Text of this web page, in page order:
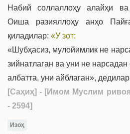
Набий соллаллоҳу алайҳи
Оиша разияллоҳу анҳо
қиладилар: «У зот:
«Шубҳасиз, мулойимлик не
зийнатлаган ва уни не нарсадан
албатта, уни айблаган»,
[Саҳиҳ] - [Имом Муслим
- 2594]
Изоҳ